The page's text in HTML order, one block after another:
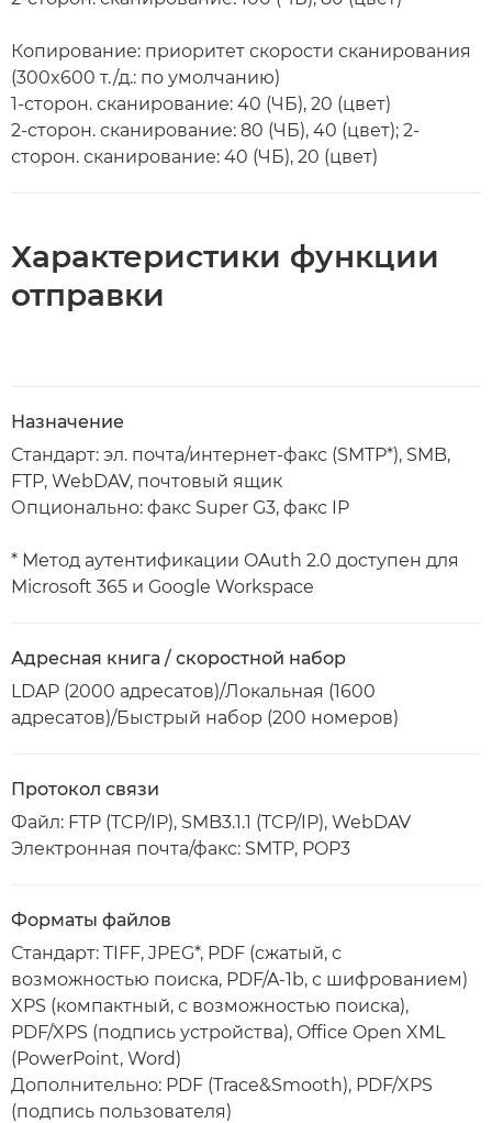
Копирование: приоритет скорости сканирования
(300x600 т./д.: по умолчанию)
1-сторон. сканирование: 40 (ЧБ), 20 (цвет)
2-сторон. сканирование: 80 (ЧБ), 40 (цвет); 2-
сторон. сканирование: 40 (ЧБ), 20 (цвет)
Характеристики функции
отправки
Назначение
Стандарт: эл. почта/интернет-факс (SMTP*), SMB,
FTP, WebDAV, почтовый ящик
Опционально: факс Super G3, факс IP
* Метод аутентификации OAuth 2.0 доступен для
Microsoft 365 и Google Workspace
Адресная книга / скоростной набор
LDAP (2000 адресатов)/Локальная (1600
адресатов)/Быстрый набор (200 номеров)
Протокол связи
Файл: FTP (TCP/IP), SMB3.1.1 (TCP/IP), WebDAV
Электронная почта/факс: SMTP, POP3
Форматы файлов
Стандарт: TIFF, JPEG*, PDF (сжатый, с
возможностью поиска, PDF/A-1b, с шифрованием)
XPS (компактный, с возможностью поиска),
PDF/XPS (подпись устройства), Office Open XML
(PowerPoint, Word)
Дополнительно: PDF (Trace&Smooth), PDF/XPS
(подпись пользователя)